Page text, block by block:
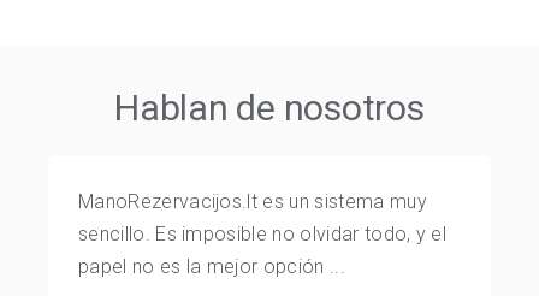
Hablan de nosotros
ManoRezervacijos.lt es un sistema muy
sencillo. Es imposible no olvidar todo, y el
papel no es la mejor opción ...